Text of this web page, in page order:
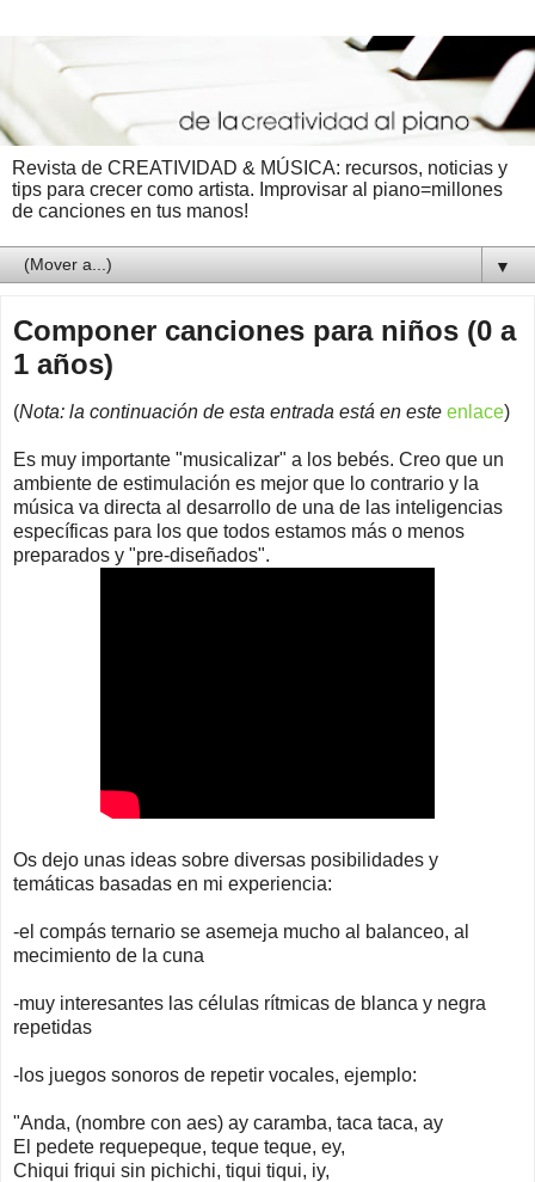
Revista de CREATIVIDAD & MÚSICA: recursos, noticias y
tips para crecer como artista. Improvisar al piano=millones
de canciones en tus manos!
▼
Componer canciones para niños (0 a
1 años)
(Nota: la continuación de esta entrada está en este enlace)
Es muy importante "musicalizar" a los bebés. Creo que un
ambiente de estimulación es mejor que lo contrario y la
música va directa al desarrollo de una de las inteligencias
específicas para los que todos estamos más o menos
preparados y "pre-diseñados".
Os dejo unas ideas sobre diversas posibilidades y
temáticas basadas en mi experiencia:
-el compás ternario se asemeja mucho al balanceo, al
mecimiento de la cuna
-muy interesantes las células rítmicas de blanca y negra
repetidas
-los juegos sonoros de repetir vocales, ejemplo:
"Anda, (nombre con aes) ay caramba, taca taca, ay
El pedete requepeque, teque teque, ey,
Chiqui friqui sin pichichi, tiqui tiqui, iy,